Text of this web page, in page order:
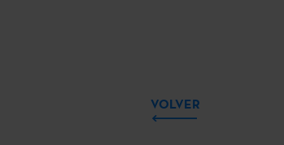
VOLVER